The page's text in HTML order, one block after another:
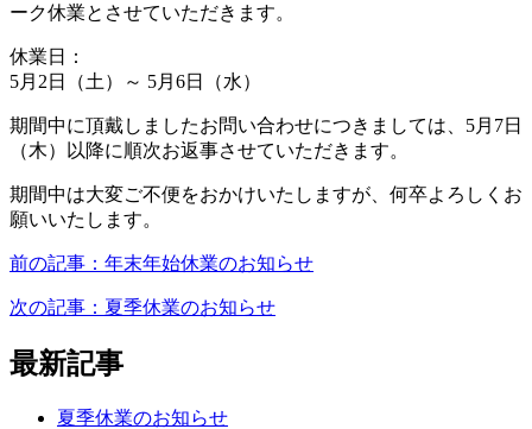
ーク休業とさせていただきます。
休業日：
5月2日（土）～ 5月6日（水）
期間中に頂戴しましたお問い合わせにつきましては、5月7日
（木）以降に順次お返事させていただきます。
期間中は大変ご不便をおかけいたしますが、何卒よろしくお
願いいたします。
前の記事：年末年始休業のお知らせ
次の記事：夏季休業のお知らせ
最新記事
夏季休業のお知らせ